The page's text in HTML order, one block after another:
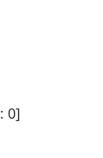
: 0]